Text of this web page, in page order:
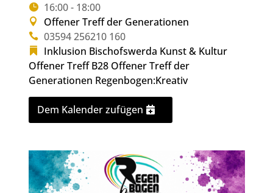
16:00 - 18:00
Offener Treff der Generationen
03594 256210 160
Inklusion Bischofswerda Kunst & Kultur
Offener Treff B28 Offener Treff der
Generationen Regenbogen:Kreativ
Dem Kalender zufügen